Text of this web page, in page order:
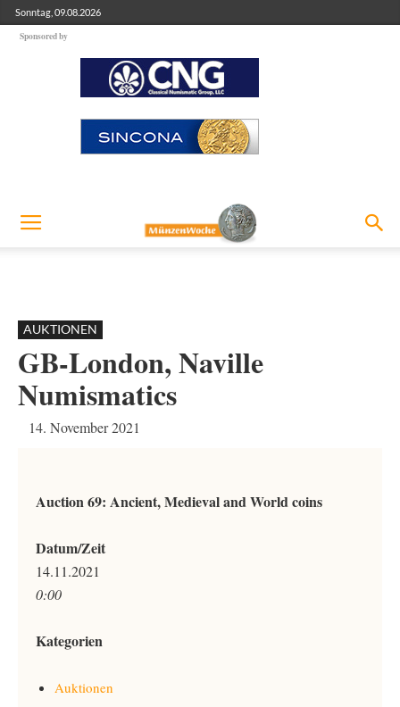
Sonntag, 09.08.2026
Sponsored by
AUKTIONEN
GB-London, Naville
Numismatics
14. November 2021
Auction 69: Ancient, Medieval and World coins
Datum/Zeit
14.11.2021
0:00
Kategorien
Auktionen